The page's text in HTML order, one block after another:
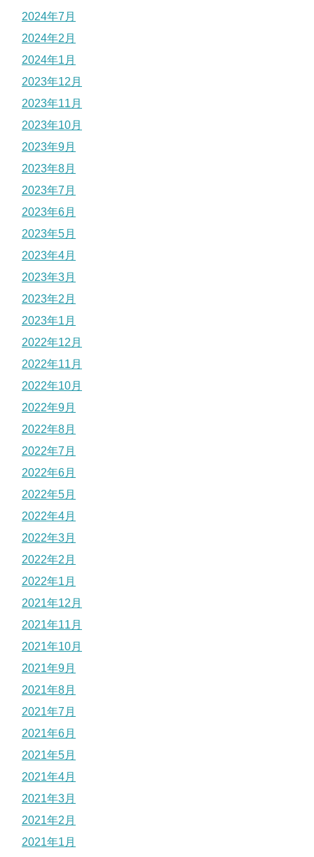
2024年7月
2024年2月
2024年1月
2023年12月
2023年11月
2023年10月
2023年9月
2023年8月
2023年7月
2023年6月
2023年5月
2023年4月
2023年3月
2023年2月
2023年1月
2022年12月
2022年11月
2022年10月
2022年9月
2022年8月
2022年7月
2022年6月
2022年5月
2022年4月
2022年3月
2022年2月
2022年1月
2021年12月
2021年11月
2021年10月
2021年9月
2021年8月
2021年7月
2021年6月
2021年5月
2021年4月
2021年3月
2021年2月
2021年1月